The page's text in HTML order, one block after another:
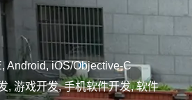
Android, iOS/Objective-C
, 游戏开发, 手机软件开发, 软件